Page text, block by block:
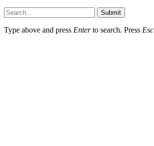
Submit
Type above and press Enterto search. Press Esc